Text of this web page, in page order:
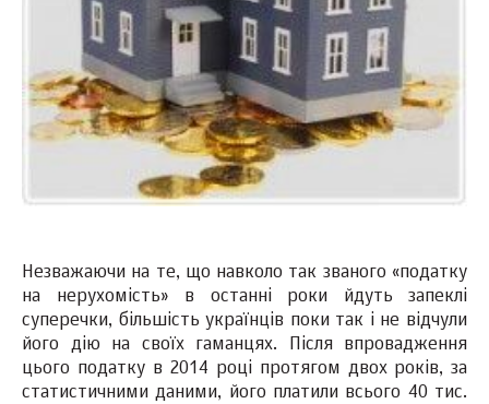
Незважаючи на те, що навколо так званого «податку
на нерухомість» в останні роки йдуть запеклі
суперечки, більшість українців поки так і не відчули
його дію на своїх гаманцях. Після впровадження
цього податку в 2014 році протягом двох років, за
статистичними даними, його платили всього 40 тис.